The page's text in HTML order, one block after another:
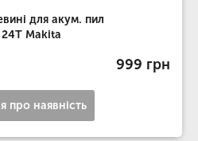
для акум. пил
24T Makita
999 грн
про наявність